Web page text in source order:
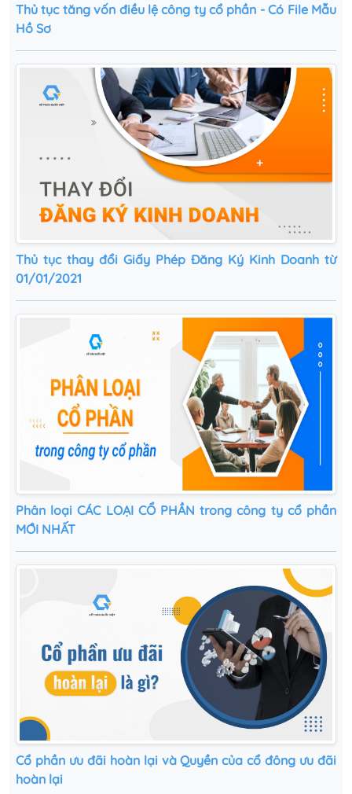
Thủ tục tăng vốn điều lệ công ty cổ phần - Có File Mẫu
Hồ Sơ
Thủ tục thay đổi Giấy Phép Đăng Ký Kinh Doanh từ
01/01/2021
Phân loại CÁC LOẠI CỔ PHẦN trong công ty cổ phần
MỚI NHẤT
Cổ phần ưu đãi hoàn lại và Quyền của cổ đông ưu đãi
hoàn lại